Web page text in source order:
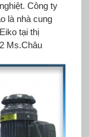
Công ty
là nhà cung
tại thị
Ms.Châu